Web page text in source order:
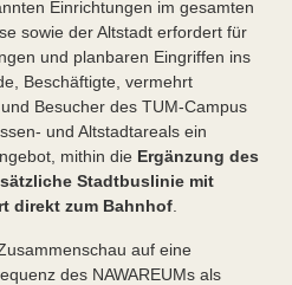
Einrichtungen im gesamten
sowie der Altstadt erfordert für
und planbaren Eingriffen ins
Beschäftigte, vermehrt
Besucher des TUM-Campus
und Altstadtareals ein
mithin die Ergänzung des
Stadtbuslinie mit
direkt zum Bahnhof
auf eine
des NAWAREUMs als